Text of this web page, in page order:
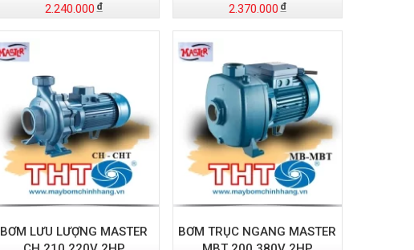
2.240.000
2.370.000
BƠM LƯU LƯỢNG MASTER
BƠM TRỤC NGANG MASTER